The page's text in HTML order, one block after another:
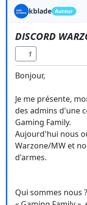
kblade Auteur
DISCORD
1
Bonjour,
Je me présente,
des admins d'une
Gaming Family.
Aujourd'hui nous
Warzone/MW et
d'armes.
Qui sommes nous ?